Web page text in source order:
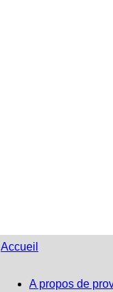
Accueil
A propos de